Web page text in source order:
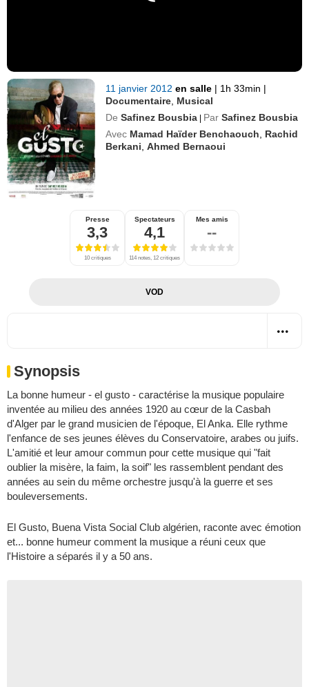
11 janvier 2012en salle | 1h 33min |
Documentaire Musical
De Safinez Bousbia | Par Safinez Bousbia
Avec Mamad Haïder Benchaouch
Rachid
Berkani ,Ahmed Bernaoui
Presse
3,3
10 critiques
Spectateurs
4,1
114 notes, 12 critiques
Mes amis
--
VOD
Synopsis
La bonne humeur - el gusto - caractérise la musique populaire
inventée au milieu des années 1920 au cœur de la Casbah
d'Alger par le grand musicien de l'époque, El Anka. Elle rythme
l'enfance de ses jeunes élèves du Conservatoire, arabes ou juifs.
L'amitié et leur amour commun pour cette musique qui "fait
oublier la misère, la faim, la soif" les rassemblent pendant des
années au sein du même orchestre jusqu'à la guerre et ses
bouleversements.
El Gusto, Buena Vista Social Club algérien, raconte avec émotion
et... bonne humeur comment la musique a réuni ceux que
l'Histoire a séparés il y a 50 ans.